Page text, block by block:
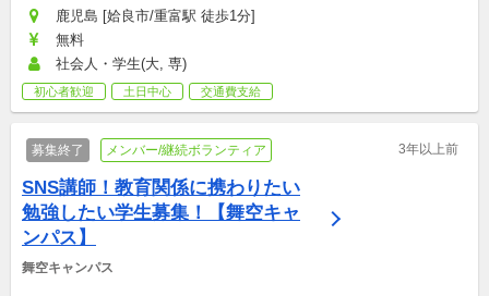
鹿児島 [姶良市/重富駅 徒歩1分]
無料
社会人・学生(大, 専)
初心者歓迎 土日中心 交通費支給
募集終了 メンバー/継続ボランティア 3年以上前
SNS講師！教育関係に携わりたい
勉強したい学生募集！【舞空キャ
ンパス】
舞空キャンパス